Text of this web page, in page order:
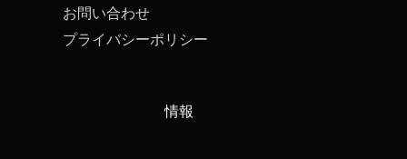
お問い合わせ
プライバシーポリシー
情報